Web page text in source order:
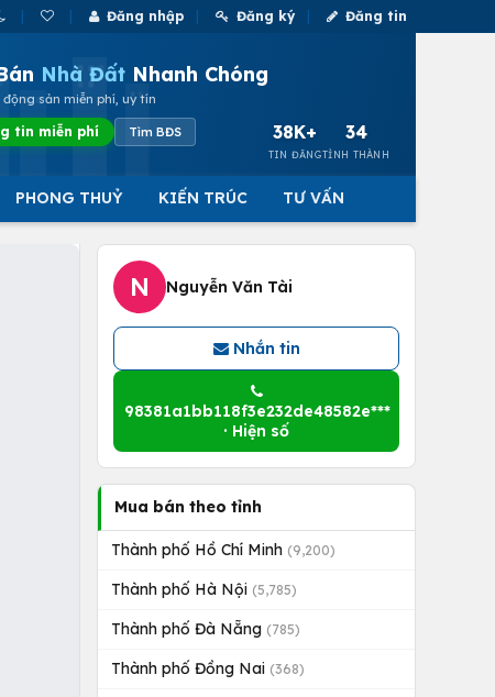
Đăng nhập Đăng ký Đăng tin
Nhà Đất Nhanh Chóng
sản miễn phí, uy tín
tin miễn phí Tìm BĐS 38K+
TIN ĐĂNG
34
TỈNH THÀNH
PHONG THUỶ KIẾN TRÚC TƯ VẤN
N Nguyễn Văn Tài
Nhắn tin
98381a1bb118f3e232de48582e***
· Hiện số
Mua bán theo tỉnh
Thành phố Hồ Chí Minh (9,200)
Thành phố Hà Nội (5,785)
Thành phố Đà Nẵng (785)
Thành phố Đồng Nai (368)